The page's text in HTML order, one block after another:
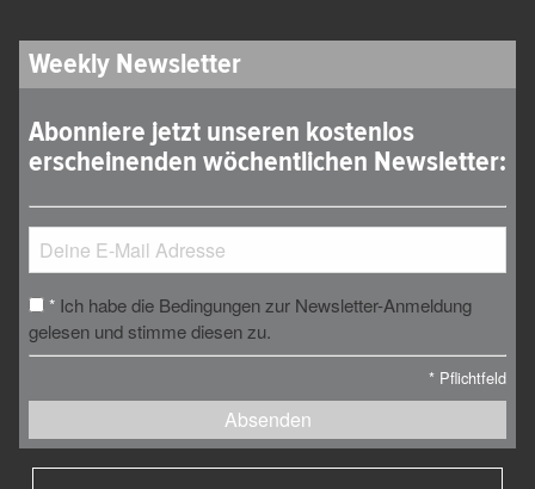
Weekly Newsletter
Abonniere jetzt unseren kostenlos
erscheinenden wöchentlichen Newsletter:
* Ich habe die Bedingungen zur Newsletter-Anmeldung
gelesen und stimme diesen zu.
* Pflichtfeld
Absenden